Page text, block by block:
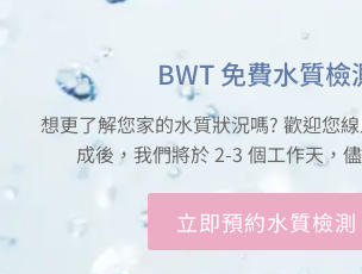
BWT 免費水質檢
想更了解您家的水質狀況嗎? 歡迎您
成後，我們將於 2-3 個工作天，
立即預約水質檢測